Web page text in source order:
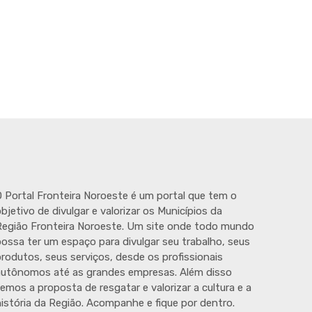
Portal Fronteira Noroeste é um portal que tem o
de divulgar e valorizar os Municípios da
Fronteira Noroeste. Um site onde todo mundo
ter um espaço para divulgar seu trabalho, seus
seus serviços, desde os profissionais
até as grandes empresas. Além disso
a proposta de resgatar e valorizar a cultura e a
da Região. Acompanhe e fique por dentro.